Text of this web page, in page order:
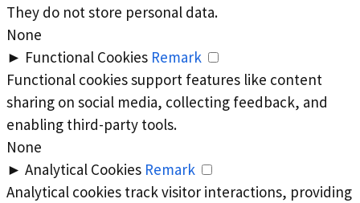
They do not store personal data.
None
► Functional Cookies Remark
Functional cookies support features like content
sharing on social media, collecting feedback, and
enabling third-party tools.
None
► Analytical Cookies Remark
Analytical cookies track visitor interactions, providing